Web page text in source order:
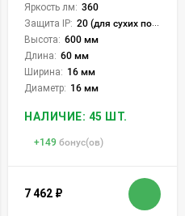
Яркость лм: 360
Защита IP: 20 (для сухих пом.)
Высота: 600 мм
Длина: 60 мм
Ширина: 16 мм
Диаметр: 16 мм
НАЛИЧИЕ: 45 ШТ.
+149 бонус(ов)
7 462 ₽